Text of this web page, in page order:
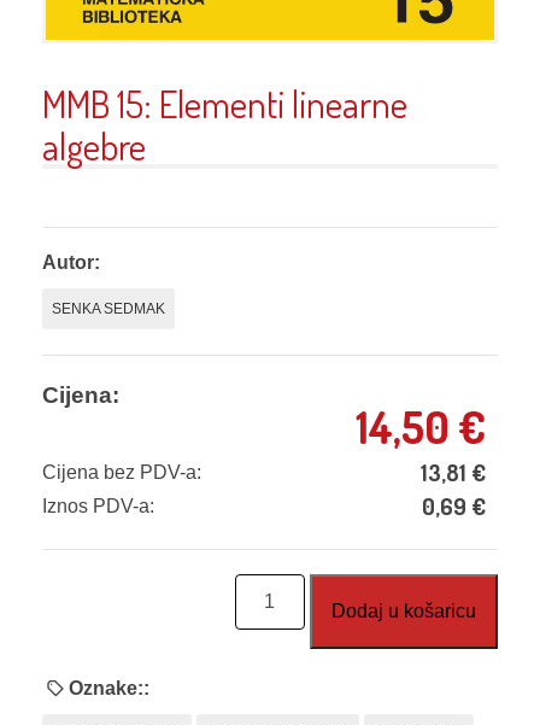
MMB 15: Elementi linearne
algebre
Autor:
SENKA SEDMAK
Cijena:
14,50 €
Cijena bez PDV-a: 13,81 €
Iznos PDV-a: 0,69 €
Dodaj u košaricu
Oznake::